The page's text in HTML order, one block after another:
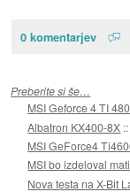
0 komentarjev
Preberite si še…
MSI Geforce 4 TI
Albatron KX400-8X
MSI GeForce4
MSI bo izdeloval
Nova testa na X-Bit